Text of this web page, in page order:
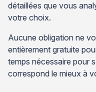
détaillées que vous
votre choix.
Aucune obligation ne
entièrement gratuite
temps nécessaire pour
correspond le mieux à